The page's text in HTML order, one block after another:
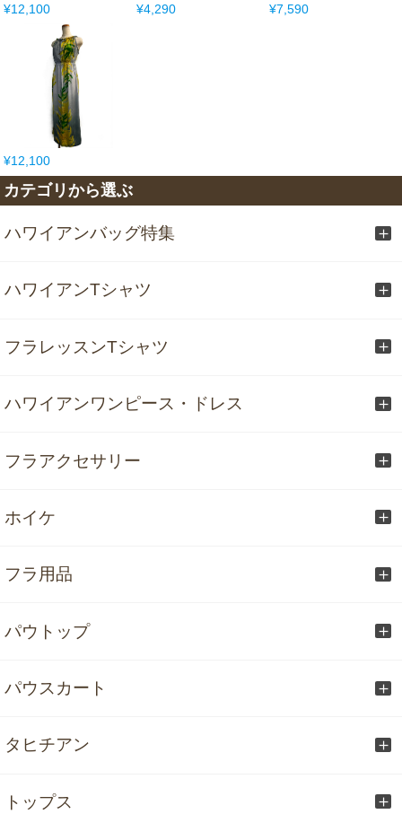
¥12,100 ¥4,290 ¥7,590
¥12,100
カテゴリから選ぶ
ハワイアンバッグ特集
ハワイアンTシャツ
フラレッスンTシャツ
ハワイアンワンピース・ドレス
フラアクセサリー
ホイケ
フラ用品
パウトップ
パウスカート
タヒチアン
トップス